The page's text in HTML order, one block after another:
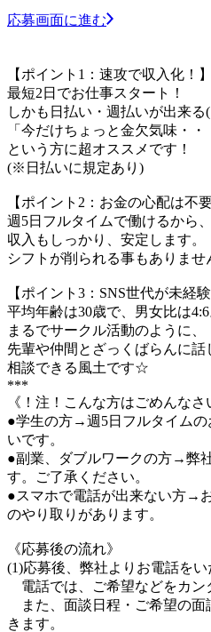
応募画面に進む
【ポイント1：速攻で収入化！】
最短2日でお仕事スタート！
しかも日払い・週払いが出来る
「今だけちょっと金欠気味・・
という方に超オススメです！
(※日払いに規定あり)
【ポイント2：お金の心配は不要
週5日フルタイムで働けるから、
収入もしっかり、安定します。
シフトが削られる事もありませ
【ポイント3：SNS世代が未経
平均年齢は30歳で、男女比は4:6
まるでサークル活動のように、
先輩や仲間とざっくばらんに話
相談できる風土です☆
***
《！注！こんな方はごめんなさ
●学生の方→週5日フルタイムの
いです。
●副業、ダブルワークの方→弊
す。ご了承ください。
●スマホで電話が出来ない方→
のやり取りがあります。
《応募後の流れ》
(1)応募後、弊社よりお電話を
電話では、ご希望などをカン
また、面談日程・ご希望の面
きます。